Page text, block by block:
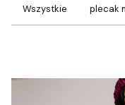
Wszystkie plecak